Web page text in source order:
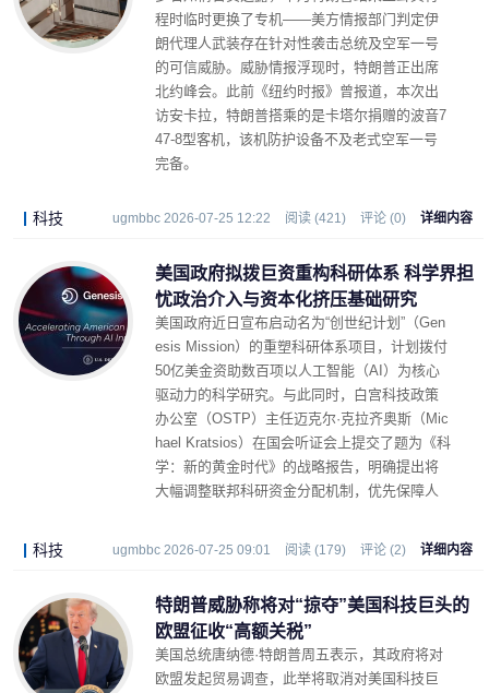
程时临时更换了专机——美方情报部门判定伊
朗代理人武装存在针对性袭击总统及空军一号
的可信威胁。威胁情报浮现时，特朗普正出席
北约峰会。此前《纽约时报》曾报道，本次出
访安卡拉，特朗普搭乘的是卡塔尔捐赠的波音7
47-8型客机，该机防护设备不及老式空军一号
完备。
科技 ugmbbc 2026-07-25 12:22 阅读 (421) 评论 (0) 详细内容
美国政府拟拨巨资重构科研体系 科学界担
忧政治介入与资本化挤压基础研究
美国政府近日宣布启动名为“创世纪计划”（Gen
esis Mission）的重塑科研体系项目，计划拨付
50亿美金资助数百项以人工智能（AI）为核心
驱动力的科学研究。与此同时，白宫科技政策
办公室（OSTP）主任迈克尔·克拉齐奥斯（Mic
hael Kratsios）在国会听证会上提交了题为《科
学：新的黄金时代》的战略报告，明确提出将
大幅调整联邦科研资金分配机制，优先保障人
需求，并削减生命科学等传统基础研究预算。
科技 ugmbbc 2026-07-25 09:01 阅读 (179) 评论 (2) 详细内容
特朗普威胁称将对“掠夺”美国科技巨头的
欧盟征收“高额关税”
美国总统唐纳德·特朗普周五表示，其政府将对
欧盟发起贸易调查，此举将取消对美国科技巨